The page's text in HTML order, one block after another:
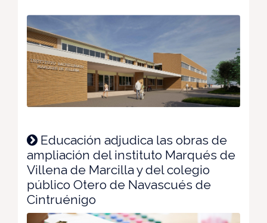
Educación adjudica las obras de
ampliación del instituto Marqués de
Villena de Marcilla y del colegio
público Otero de Navascués de
Cintruénigo